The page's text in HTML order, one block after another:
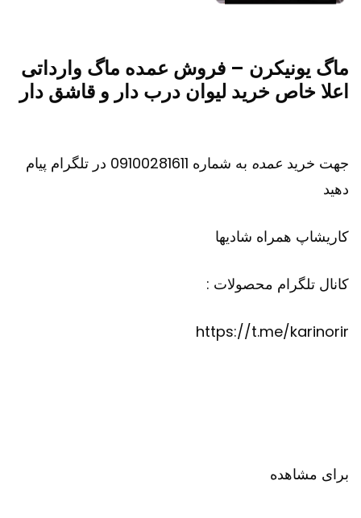
ماگ یونیکرن – فروش عمده ماگ وارداتی
اعلا خاص خرید لیوان درب دار و قاشق دار
جهت خرید عمده
به شماره 09100281611 در تلگرام پیام
دهید
کاریشاپ همراه شادیها
کانال تلگرام محصولات :
https://t.me/karinorir
برای مشاهده